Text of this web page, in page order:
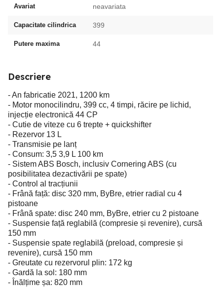
Avariat neavariata
Capacitate cilindrica 399
Putere maxima 44
Descriere
- An fabricatie 2021, 1200 km
- Motor monocilindru, 399 cc, 4 timpi, răcire pe lichid,
injecție electronică 44 CP
- Cutie de viteze cu 6 trepte + quickshifter
- Rezervor 13 L
- Transmisie pe lanț
- Consum: 3,5 3,9 L 100 km
- Sistem ABS Bosch, inclusiv Cornering ABS (cu
posibilitatea dezactivării pe spate)
- Control al tracțiunii
- Frână față: disc 320 mm, ByBre, etrier radial cu 4
pistoane
- Frână spate: disc 240 mm, ByBre, etrier cu 2 pistoane
- Suspensie față reglabilă (compresie și revenire), cursă
150 mm
- Suspensie spate reglabilă (preload, compresie și
revenire), cursă 150 mm
- Greutate cu rezervorul plin: 172 kg
- Gardă la sol: 180 mm
- Înălțime șa: 820 mm